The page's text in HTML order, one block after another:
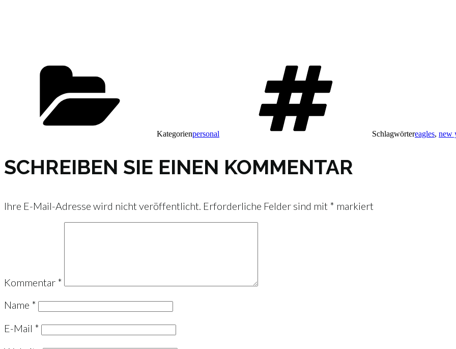
Kategorienpersonal Schlagwörtereagles, new
SCHREIBEN SIE EINEN KOMMENTAR
Ihre E-Mail-Adresse wird nicht veröffentlicht. Erforderliche Felder sind mit * markiert
Kommentar *
Name *
E-Mail *